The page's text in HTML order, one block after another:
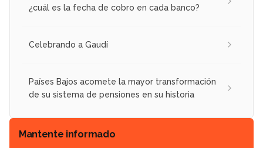
¿cuál es la fecha de cobro en cada banco?
Celebrando a Gaudí
Países Bajos acomete la mayor transformación
de su sistema de pensiones en su historia
Mantente informado